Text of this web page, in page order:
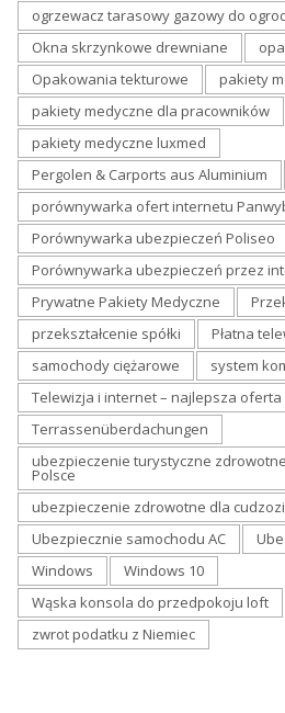
ogrzewacz tarasowy gazowy do
Okna skrzynkowe drewniane
Opakowania tekturowe
pakiety
pakiety medyczne dla pracowników
pakiety medyczne luxmed
Pergolen & Carports aus Aluminium
porównywarka ofert internetu
Porównywarka ubezpieczeń Poliseo
Porównywarka ubezpieczeń przez
Prywatne Pakiety Medyczne
przekształcenie spółki
Płatna
samochody ciężarowe
system
Telewizja i internet – najlepsza oferta
Terrassenüberdachungen
ubezpieczenie turystyczne
Polsce
ubezpieczenie zdrowotne dla
Ubezpiecznie samochodu AC
Windows
Windows 10
Wąska konsola do przedpokoju loft
zwrot podatku z Niemiec